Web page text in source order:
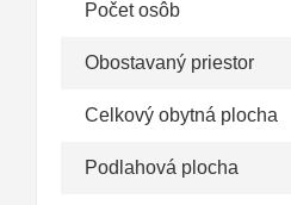
Počet osôb
Obostavaný priestor
Celkový obytná plocha
Podlahová plocha